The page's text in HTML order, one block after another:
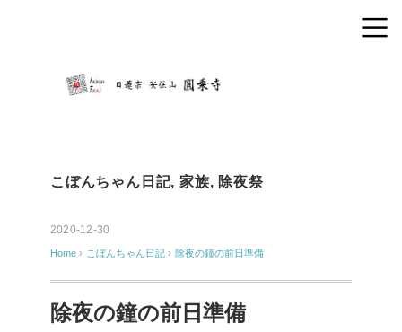
こぼんちゃん日記,家族, 除夜祭
2020-12-30
Home › こぼんちゃん日記 › 除夜の鐘の前日準備
除夜の鐘の前日準備